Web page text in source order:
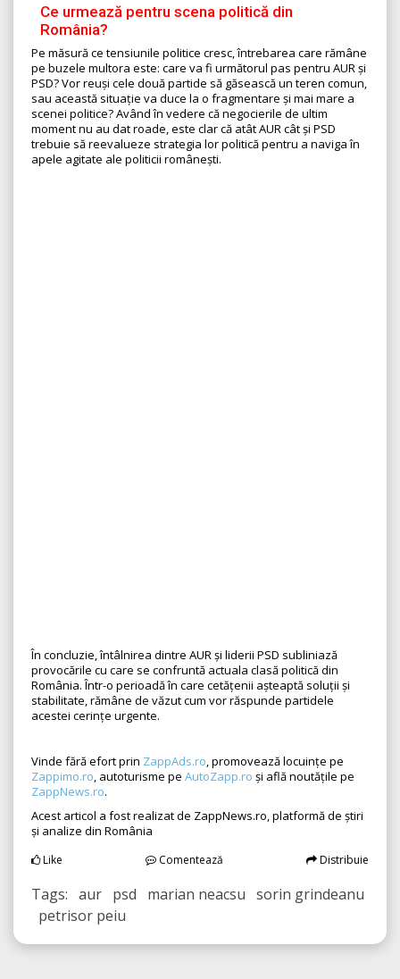
Ce urmează pentru scena politică din
România?
Pe măsură ce tensiunile politice cresc, întrebarea care rămâne
pe buzele multora este: care va fi următorul pas pentru AUR și
PSD? Vor reuși cele două partide să găsească un teren comun,
sau această situație va duce la o fragmentare și mai mare a
scenei politice? Având în vedere că negocierile de ultim
moment nu au dat roade, este clar că atât AUR cât și PSD
trebuie să reevalueze strategia lor politică pentru a naviga în
apele agitate ale politicii românești.
În concluzie, întâlnirea dintre AUR și liderii PSD subliniază
provocările cu care se confruntă actuala clasă politică din
România. Într-o perioadă în care cetățenii așteaptă soluții și
stabilitate, rămâne de văzut cum vor răspunde partidele
acestei cerințe urgente.
Vinde fără efort prin ZappAds.ro, promovează locuințe pe
Zappimo.ro, autoturisme pe AutoZapp.ro și află noutățile pe
ZappNews.ro.
Acest articol a fost realizat de ZappNews.ro, platformă de știri
și analize din România
Like Comentează Distribuie
Tags: aur psd marian neacsu sorin grindeanu
petrisor peiu